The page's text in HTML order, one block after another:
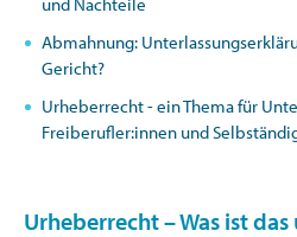
Abmahnung:
Gericht?
Urheberrecht - ein Thema für
Freiberufler:innen und
Urheberrecht – Was ist